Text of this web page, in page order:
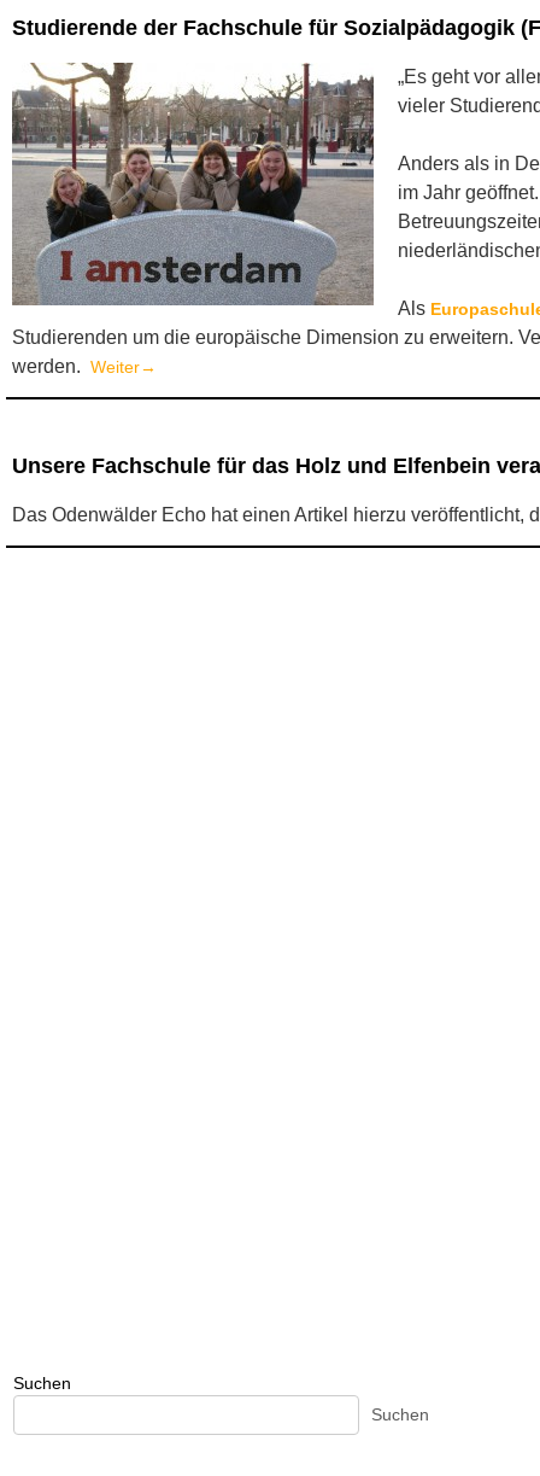
Studierende der Fachschule für Sozialpädagogik
„Es geht vor
vieler
Anders als in
im Jahr
Als
Studierenden um die europäische Dimension zu erweitern.
werden. Weiter→
Unsere Fachschule für das Holz und Elfenbein
Das Odenwälder Echo hat einen Artikel hierzu veröffentlicht,
Suchen
Suchen